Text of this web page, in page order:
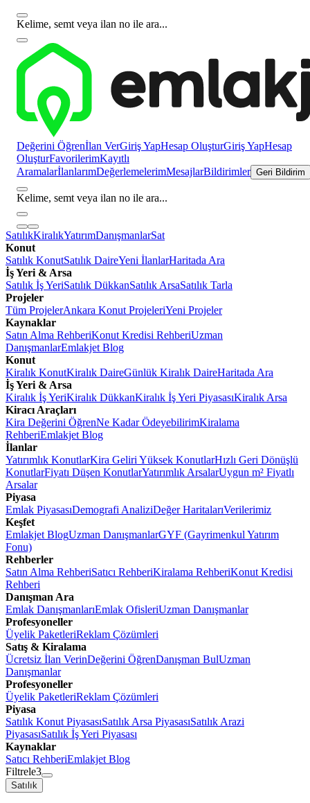
Kelime, semt veya ilan no ile ara...
Değerini Öğrenİlan VerGiriş YapHesap OluşturGiriş YapHesap
OluşturFavorilerimKayıtlı
AramalarİlanlarımDeğerlemelerimMesajlarBildirimler Geri Bildirim
Kelime, semt veya ilan no ile ara...
SatılıkKiralıkYatırımDanışmanlarSat
Konut
Satılık KonutSatılık DaireYeni İlanlarHaritada Ara
İş Yeri & Arsa
Satılık İş YeriSatılık DükkanSatılık ArsaSatılık Tarla
Projeler
Tüm ProjelerAnkara Konut ProjeleriYeni Projeler
Kaynaklar
Satın Alma RehberiKonut Kredisi RehberiUzman
DanışmanlarEmlakjet Blog
Konut
Kiralık KonutKiralık DaireGünlük Kiralık DaireHaritada Ara
İş Yeri & Arsa
Kiralık İş YeriKiralık DükkanKiralık İş Yeri PiyasasıKiralık Arsa
Kiracı Araçları
Kira Değerini ÖğrenNe Kadar ÖdeyebilirimKiralama
RehberiEmlakjet Blog
İlanlar
Yatırımlık KonutlarKira Geliri Yüksek KonutlarHızlı Geri Dönüşlü
KonutlarFiyatı Düşen KonutlarYatırımlık ArsalarUygun m² Fiyatlı
Arsalar
Piyasa
Emlak PiyasasıDemografi AnaliziDeğer HaritalarıVerilerimiz
Keşfet
Emlakjet BlogUzman DanışmanlarGYF (Gayrimenkul Yatırım
Fonu)
Rehberler
Satın Alma RehberiSatıcı RehberiKiralama RehberiKonut Kredisi
Rehberi
Danışman Ara
Emlak DanışmanlarıEmlak OfisleriUzman Danışmanlar
Profesyoneller
Üyelik PaketleriReklam Çözümleri
Satış & Kiralama
Ücretsiz İlan VerinDeğerini ÖğrenDanışman BulUzman
Danışmanlar
Profesyoneller
Üyelik PaketleriReklam Çözümleri
Piyasa
Satılık Konut PiyasasıSatılık Arsa PiyasasıSatılık Arazi
PiyasasıSatılık İş Yeri Piyasası
Kaynaklar
Satıcı RehberiEmlakjet Blog
Filtrele3
Satılık